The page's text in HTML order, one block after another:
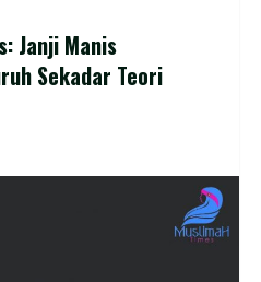
Janji Manis
Sekadar Teori